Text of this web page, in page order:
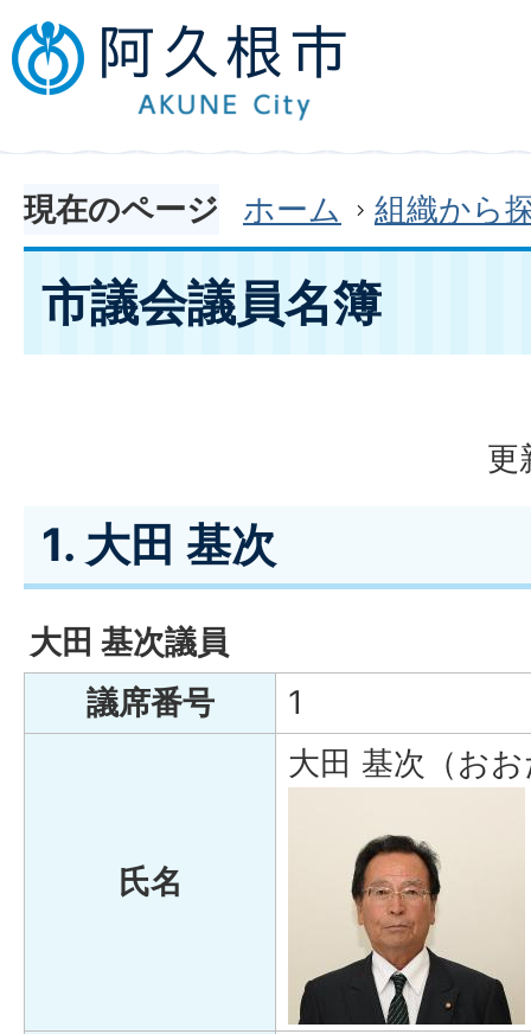
現在のページ ホーム 組織から
市議会議員名簿
更
1. 大田 基次
大田 基次議員
議席番号
1
氏名
大田 基次（お